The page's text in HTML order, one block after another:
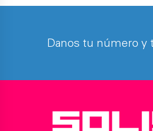
Danos tu número y